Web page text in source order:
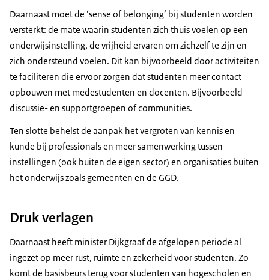
Daarnaast moet de ‘sense of belonging’ bij studenten worden
versterkt: de mate waarin studenten zich thuis voelen op een
onderwijsinstelling, de vrijheid ervaren om zichzelf te zijn en
zich ondersteund voelen. Dit kan bijvoorbeeld door activiteiten
te faciliteren die ervoor zorgen dat studenten meer contact
opbouwen met medestudenten en docenten. Bijvoorbeeld
discussie- en supportgroepen of communities.
Ten slotte behelst de aanpak het vergroten van kennis en
kunde bij professionals en meer samenwerking tussen
instellingen (ook buiten de eigen sector) en organisaties buiten
het onderwijs zoals gemeenten en de GGD.
Druk verlagen
Daarnaast heeft minister Dijkgraaf de afgelopen periode al
ingezet op meer rust, ruimte en zekerheid voor studenten. Zo
komt de basisbeurs terug voor studenten van hogescholen en